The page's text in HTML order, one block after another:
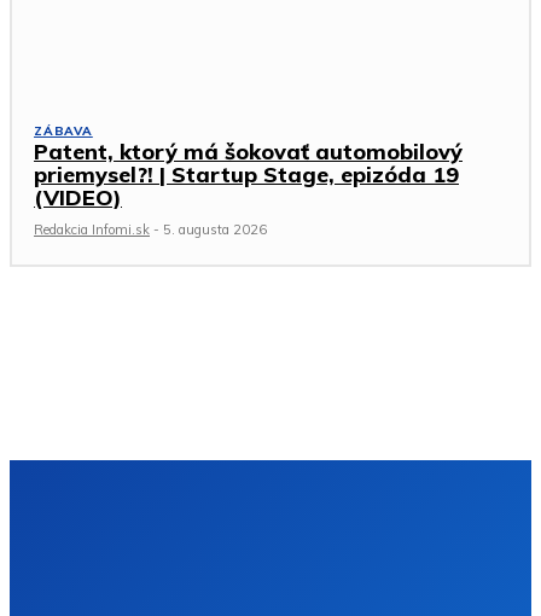
ZÁBAVA
Patent, ktorý má šokovať automobilový
priemysel?! | Startup Stage, epizóda 19
(VIDEO)
Redakcia Infomi.sk - 5. augusta 2026